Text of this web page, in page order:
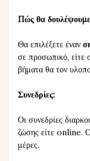
Πώς θα
Θα επιλέξετε έναν
σε προσωπικό, είτε
βήματα θα τον
Συνεδρίες:
Οι συνεδρίες
ζώσης είτε online.
μέρες.